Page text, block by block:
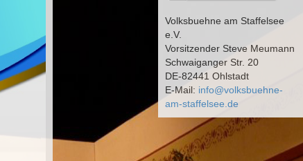
Volksbuehne am Staffelsee
e.V.
Vorsitzender Steve Meumann
Schwaiganger Str. 20
DE-82441 Ohlstadt
E-Mail: info@volksbuehne-
am-staffelsee.de